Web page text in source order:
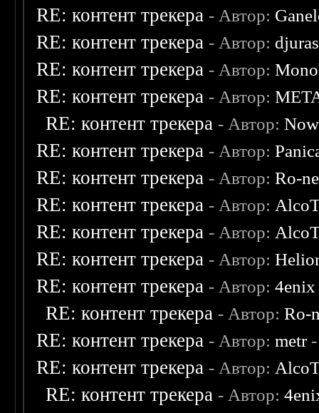
RE: контент трекера - Автор:
RE: контент трекера - Автор:
RE: контент трекера - Автор:
RE: контент трекера - Автор:
RE: контент трекера - Автор:
RE: контент трекера - Автор:
RE: контент трекера - Автор:Ro-
RE: контент трекера - Автор:
RE: контент трекера - Автор:
RE: контент трекера - Автор:
RE: контент трекера - Автор:4enix
RE: контент трекера - Автор:Ro-
RE: контент трекера - Автор:metr-
RE: контент трекера - Автор:
RE: контент трекера - Автор: